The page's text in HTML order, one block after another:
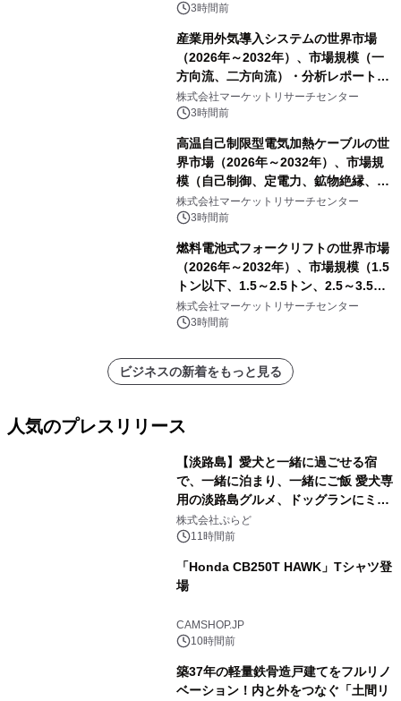
3時間前
産業用外気導入システムの世界市場
（2026年～2032年）、市場規模（一
方向流、二方向流）・分析レポートを
発表
株式会社マーケットリサーチセンター
3時間前
高温自己制限型電気加熱ケーブルの世
界市場（2026年～2032年）、市場規
模（自己制御、定電力、鉱物絶縁、表
皮効果）・分析レポートを発表
株式会社マーケットリサーチセンター
3時間前
燃料電池式フォークリフトの世界市場
（2026年～2032年）、市場規模（1.5
トン以下、1.5～2.5トン、2.5～3.5ト
ン、3.5～5.0トン、その他）・分析レ
ポートを発表
株式会社マーケットリサーチセンター
3時間前
ビジネスの新着をもっと見る
人気のプレスリリース
【淡路島】愛犬と一緒に過ごせる宿
で、一緒に泊まり、一緒にご飯 愛犬専
用の淡路島グルメ、ドッグランにミニ
プール グランピングとトレーラーハウ
スの2施設で
株式会社ぷらど
11時間前
「Honda CB250T HAWK」Tシャツ登
場
CAMSHOP.JP
10時間前
築37年の軽量鉄骨造戸建てをフルリノ
ベーション！内と外をつなぐ「土間リ